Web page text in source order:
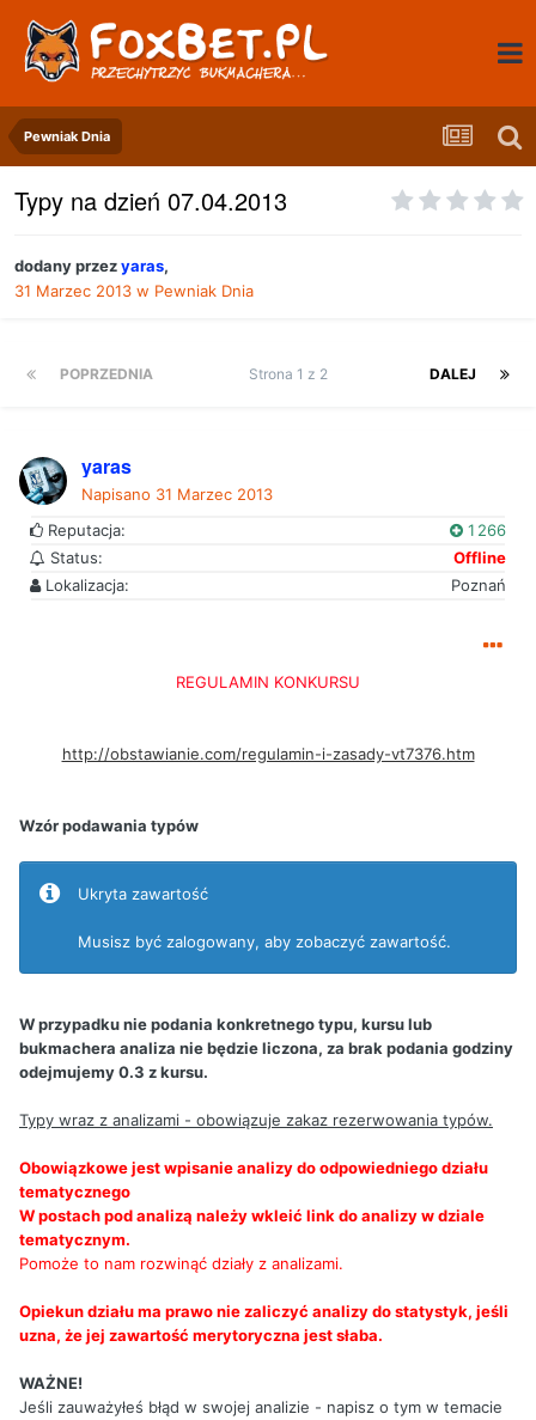
Pewniak Dnia
Typy na dzień 07.04.2013
dodany przezyaras,
31 Marzec 2013 w Pewniak Dnia
POPRZEDNIA DALEJ
Strona 1 z 2
yaras
Napisano 31 Marzec 2013
Reputacja:
1 266
Status:
Offline
Lokalizacja:
Poznań
REGULAMIN KONKURSU
http://obstawianie.com/regulamin-i-zasady-vt7376.htm
Wzór podawania typów
Ukryta zawartość
Musisz być zalogowany, aby zobaczyć zawartość.
W przypadku nie podania konkretnego typu, kursu lub
bukmachera analiza nie będzie liczona, za brak podania godziny
odejmujemy 0.3 z kursu.
Typy wraz z analizami - obowiązuje zakaz rezerwowania typów.
Obowiązkowe jest wpisanie analizy do odpowiedniego działu
tematycznego
W postach pod analizą należy wkleić link do analizy w dziale
tematycznym.
Pomoże to nam rozwinąć działy z analizami.
Opiekun działu ma prawo nie zaliczyć analizy do statystyk, jeśli
uzna, że jej zawartość merytoryczna jest słaba.
WAŻNE!
Jeśli zauważyłeś błąd w swojej analizie - napisz o tym w temacie